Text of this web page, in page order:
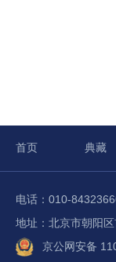
首页 典藏
电话：010-
地址：北京市朝阳
京公网安备